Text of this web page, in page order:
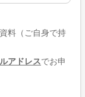
料（ご自身で持
アドレスでお申